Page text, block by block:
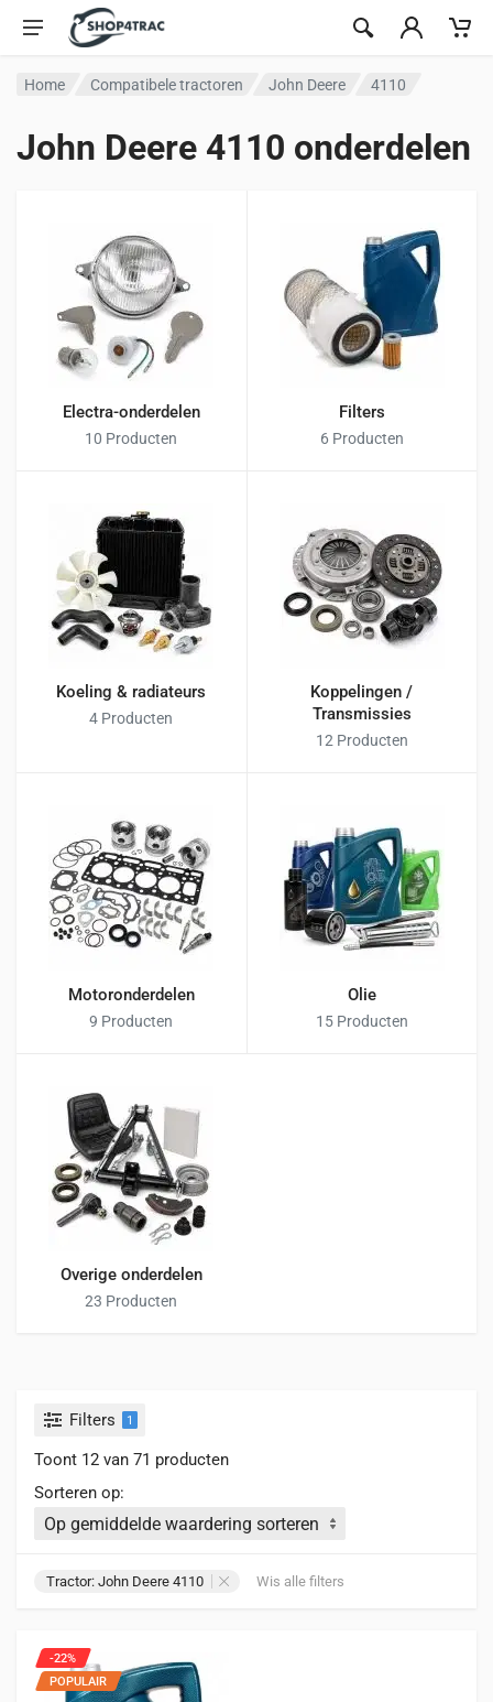
Ga naar inhoud
Home Compatibele tractoren John Deere 4110
John Deere 4110 onderdelen
Electra-onderdelen
10 Producten
Filters
6 Producten
Koeling & radiateurs
4 Producten
Koppelingen /
Transmissies
12 Producten
Motoronderdelen
9 Producten
Olie
15 Producten
Overige onderdelen
23 Producten
Filters 1
Toont 12 van 71 producten
Sorteren op:
Tractor: John Deere 4110 Wis alle filters
-22%
POPULAIR